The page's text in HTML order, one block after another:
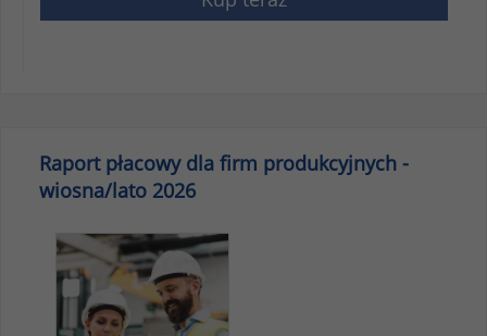
Raport płacowy dla firm produkcyjnych -
wiosna/lato 2026